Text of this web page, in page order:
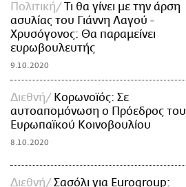
Πολιτική
Τι θα γίνει με την άρση
ασυλίας του Γιάννη Λαγού -
Χρυσόγονος: Θα παραμείνει
ευρωβουλευτής
9.10.2020
Διεθνή
Κορωνοϊός: Σε
αυτοαπομόνωση ο Πρόεδρος του
Ευρωπαϊκού Κοινοβουλίου
8.10.2020
Διεθνή
Σασόλι για Eurogroup: